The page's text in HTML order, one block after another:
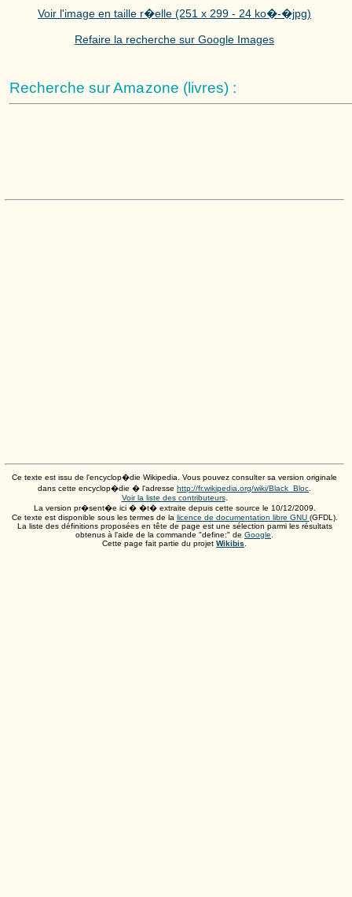
Voir l'image en taille r�elle (251 x 299 - 24 ko�-�jpg)
Refaire la recherche sur Google Images
Recherche sur Amazone (livres) :
Ce texte est issu de l'encyclop�die Wikipedia. Vous pouvez consulter sa version originale
dans cette encyclop�die � l'adresse http://fr.wikipedia.org/wiki/Black_Bloc
Voir la liste des contributeurs.
La version pr�sent�e ici � �t� extraite depuis cette source le 10/12/2009
Ce texte est disponible sous les termes de la licence de documentation libre GNU (GFDL).
La liste des définitions proposées en tête de page est une sélection parmi les résultats
obtenus à l'aide de la commande "define:" de Google
Cette page fait partie du projet Wikibis